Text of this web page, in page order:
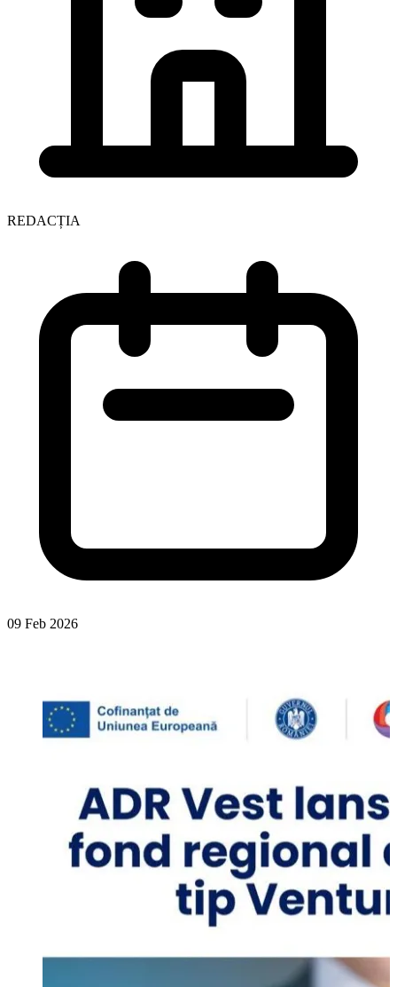
REDACȚIA
09 Feb 2026